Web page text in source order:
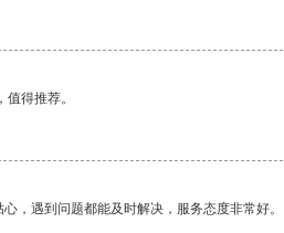
得推荐。
，遇到问题都能及时解决，服务态度非常好。